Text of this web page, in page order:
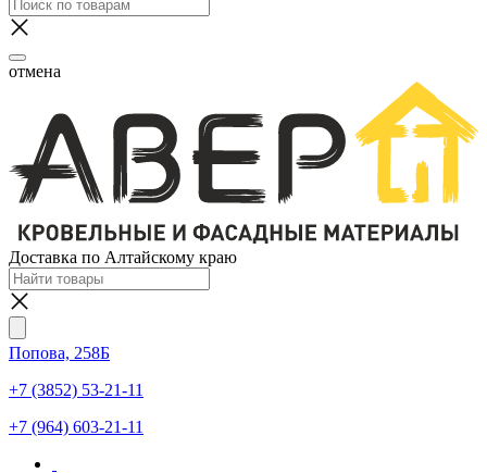
отмена
Доставка по Алтайскому краю
Попова, 258Б
+7 (3852) 53-21-11
+7 (964) 603-21-11